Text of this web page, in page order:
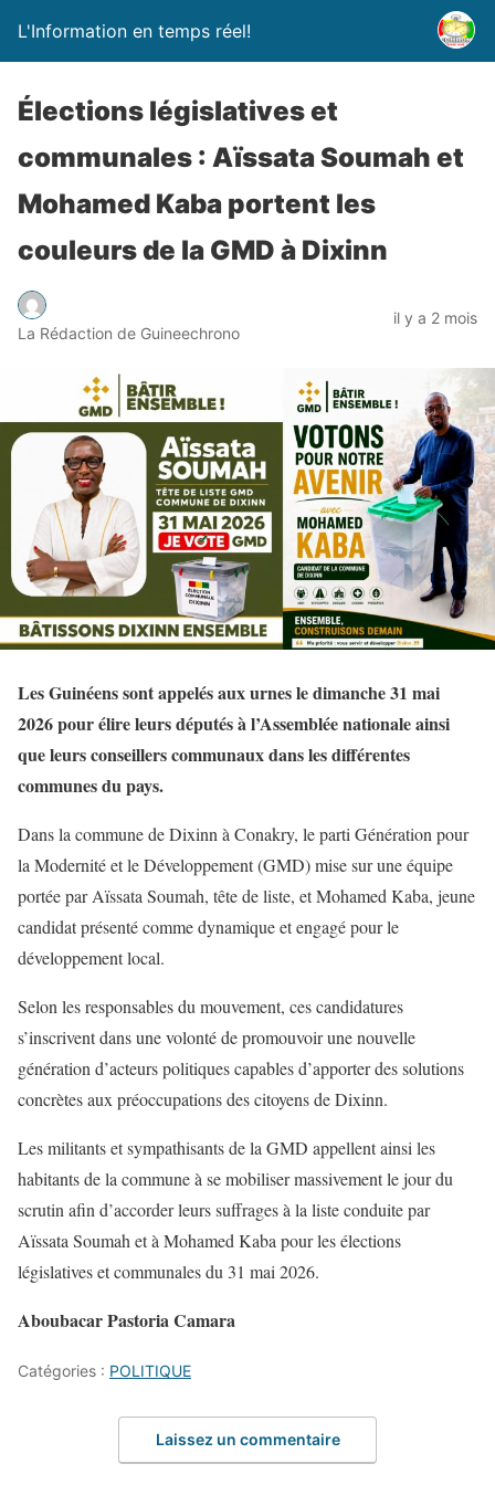
L'Information en temps réel!
Élections législatives et
communales : Aïssata Soumah et
Mohamed Kaba portent les
couleurs de la GMD à Dixinn
La Rédaction de Guineechrono
il y a 2 mois
Les Guinéens sont appelés aux urnes le dimanche 31 mai
2026 pour élire leurs députés à l’Assemblée nationale ainsi
que leurs conseillers communaux dans les différentes
communes du pays.
Dans la commune de Dixinn à Conakry, le parti Génération pour
la Modernité et le Développement (GMD) mise sur une équipe
portée par Aïssata Soumah, tête de liste, et Mohamed Kaba, jeune
candidat présenté comme dynamique et engagé pour le
développement local.
Selon les responsables du mouvement, ces candidatures
s’inscrivent dans une volonté de promouvoir une nouvelle
génération d’acteurs politiques capables d’apporter des solutions
concrètes aux préoccupations des citoyens de Dixinn.
Les militants et sympathisants de la GMD appellent ainsi les
habitants de la commune à se mobiliser massivement le jour du
scrutin afin d’accorder leurs suffrages à la liste conduite par
Aïssata Soumah et à Mohamed Kaba pour les élections
législatives et communales du 31 mai 2026.
Aboubacar Pastoria Camara
Catégories : POLITIQUE
Laissez un commentaire